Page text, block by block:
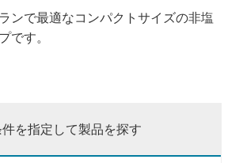
ンで最適なコンパクトサイズの非塩
です。
件を指定して製品を探す